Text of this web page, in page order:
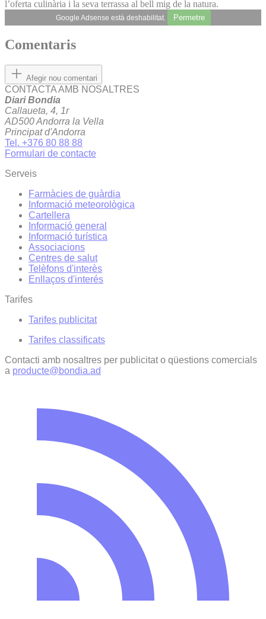
l’oferta culinària i la seva terrassa al bell mig de la natura.
Google Adsense està deshabilitat. Permetre
Comentaris
Afegir nou comentari
CONTACTA AMB NOSALTRES
Diari Bondia
Callaueta, 4, 1r
AD500 Andorra la Vella
Principat d'Andorra
Tel. +376 80 88 88
Formulari de contacte
Serveis
Farmàcies de guàrdia
Informació meteorològica
Cartellera
Informació general
Informació turística
Associacions
Centres de salut
Telèfons d'interès
Enllaços d'interés
Tarifes
Tarifes publicitat
Tarifes classificats
Contacti amb nosaltres per publicitat o qüestions comercials
a producte@bondia.ad